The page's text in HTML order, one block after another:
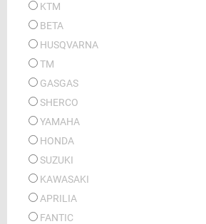
KTM
BETA
HUSQVARNA
TM
GASGAS
SHERCO
YAMAHA
HONDA
SUZUKI
KAWASAKI
APRILIA
FANTIC